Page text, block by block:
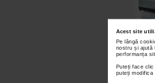
Acest site
Pe lângă
nostru și ajută
performanța
Puteți face
puteți